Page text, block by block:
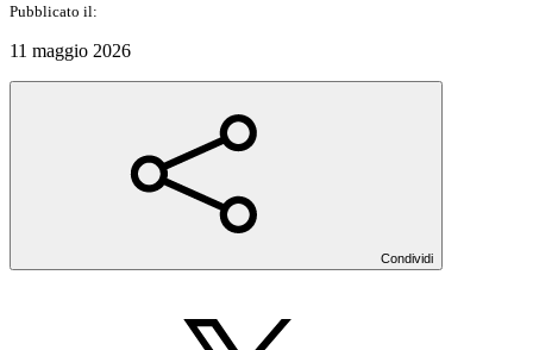
Pubblicato il:
11 maggio 2026
Condividi